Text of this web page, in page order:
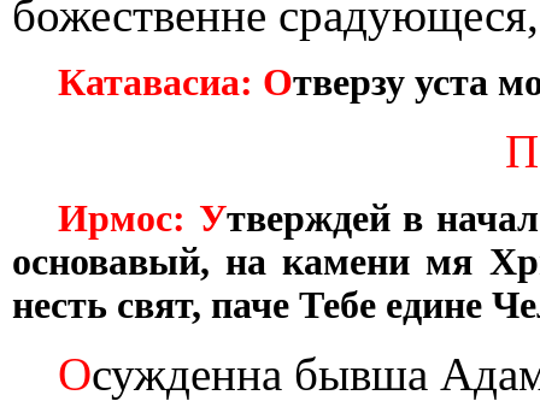
божественне
Катавасиа: Отверзу уста
Ирмос: Утверждей в
основавый, на камени мя
несть свят, паче Тебе едине
Осужденна бывша